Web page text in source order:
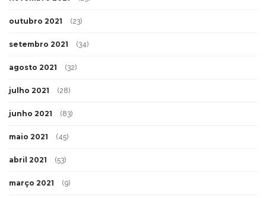
outubro 2021 (23)
setembro 2021 (34)
agosto 2021 (32)
julho 2021 (28)
junho 2021 (83)
maio 2021 (45)
abril 2021 (53)
março 2021 (9)